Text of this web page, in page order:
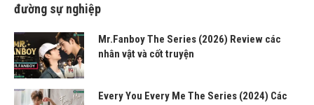
đường sự nghiệp
Mr.Fanboy The Series (2026) Review các
nhân vật và cốt truyện
Every You Every Me The Series (2024) Các